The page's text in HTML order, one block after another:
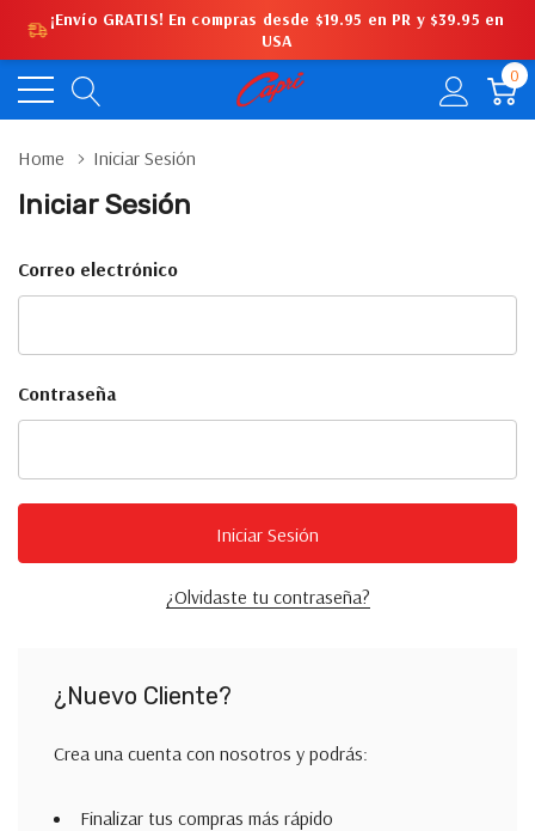
¡Envío GRATIS! En compras desde $19.95 en PR y $39.95 en
USA
0
Home Iniciar Sesión
Iniciar Sesión
Correo electrónico
Contraseña
¿Olvidaste tu contraseña?
¿Nuevo Cliente?
Crea una cuenta con nosotros y podrás:
Finalizar tus compras más rápido